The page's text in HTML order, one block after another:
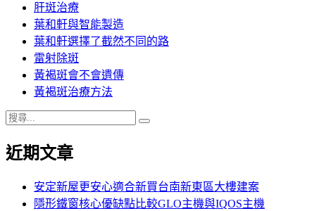
肝斑治療
葉和軒與智能製造
葉和軒選擇了截然不同的路
雷射除斑
黃褐斑會不會遺傳
黃褐斑治療方法
搜
關
近期文章
安定新屋更安心適合新買台南新東區大樓建案
隱形鐵窗核心優缺點比較GLO主機與IQOS主機